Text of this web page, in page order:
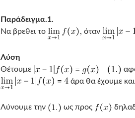
Παράδειγμα.1.
Να βρεθει το
όταν
Λύση
Θέτουμε
άρα θα έχουμε και
Λύνουμε την ως προς